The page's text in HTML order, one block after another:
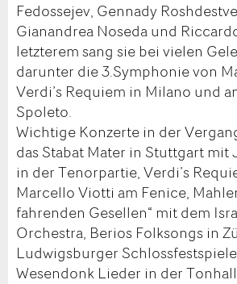
Fedossejev, Gennady
Gianandrea Noseda und
letzterem sang sie bei vielen
darunter die 3.Symphonie von
Verdi’s Requiem in Milano und
Spoleto.
Wichtige Konzerte in der
das Stabat Mater in Stuttgart mit
in der Tenorpartie, Verdi’s
Marcello Viotti am Fenice,
fahrenden Gesellen“ mit dem
Orchestra, Berios Folksongs in
Ludwigsburger
Wesendonk Lieder in der